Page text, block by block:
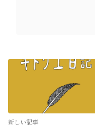
新しい記事